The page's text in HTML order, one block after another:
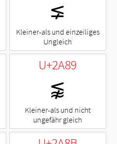
⪇
Kleiner-als und einzeiliges
Ungleich
U+2A89
⪉
Kleiner-als und nicht
ungefähr gleich